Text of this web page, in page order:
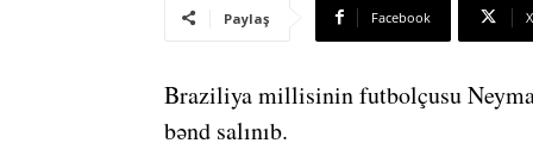
Paylaş Facebook X
Braziliya millisinin futbolçusu
bənd salınıb.